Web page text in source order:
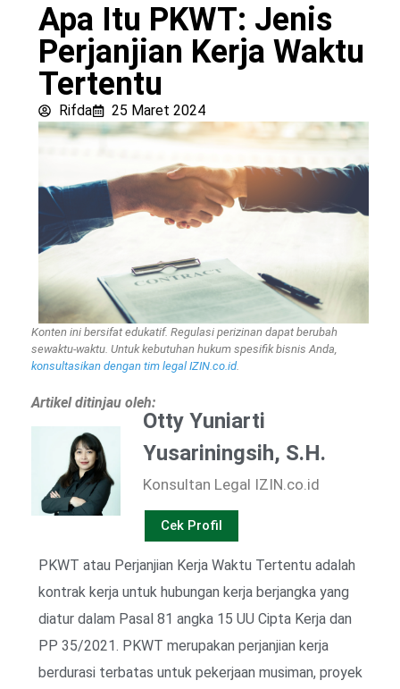
Apa Itu PKWT: Jenis
Perjanjian Kerja Waktu
Tertentu
Rifda 25 Maret 2024
Konten ini bersifat edukatif. Regulasi perizinan dapat berubah
sewaktu-waktu. Untuk kebutuhan hukum spesifik bisnis Anda,
konsultasikan dengan tim legal IZIN.co.id.
Artikel ditinjau oleh:
Otty Yuniarti
Yusariningsih, S.H.
Konsultan Legal IZIN.co.id
Cek Profil
PKWT atau Perjanjian Kerja Waktu Tertentu adalah
kontrak kerja untuk hubungan kerja berjangka yang
diatur dalam Pasal 81 angka 15 UU Cipta Kerja dan
PP 35/2021. PKWT merupakan perjanjian kerja
berdurasi terbatas untuk pekerjaan musiman, proyek